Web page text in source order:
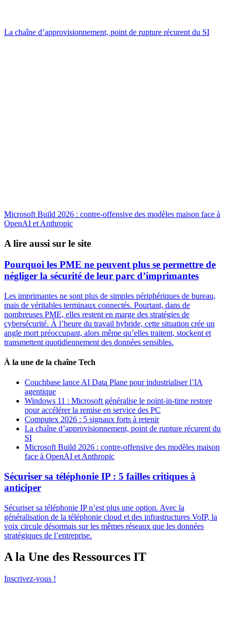
La chaîne d’approvisionnement, point de rupture récurent du SI
Microsoft Build 2026 : contre-offensive des modèles maison face à
OpenAI et Anthropic
A lire aussi sur le site
Pourquoi les PME ne peuvent plus se permettre de
négliger la sécurité de leur parc d’imprimantes
Les imprimantes ne sont plus de simples périphériques de bureau,
mais de véritables terminaux connectés. Pourtant, dans de
nombreuses PME, elles restent en marge des stratégies de
cybersécurité. À l’heure du travail hybride, cette situation crée un
angle mort préoccupant, alors même qu’elles traitent, stockent et
transmettent quotidiennement des données sensibles.
À la une de la chaîne Tech
Couchbase lance AI Data Plane pour industrialiser l’IA
agentique
Windows 11 : Microsoft généralise le point-in-time restore
pour accélérer la remise en service des PC
Computex 2026 : 5 signaux forts à retenir
La chaîne d’approvisionnement, point de rupture récurent du
SI
Microsoft Build 2026 : contre-offensive des modèles maison
face à OpenAI et Anthropic
Sécuriser sa téléphonie IP : 5 failles critiques à
anticiper
Sécuriser sa téléphonie IP n’est plus une option. Avec la
généralisation de la téléphonie cloud et des infrastructures VoIP, la
voix circule désormais sur les mêmes réseaux que les données
stratégiques de l’entreprise.
A la Une des Ressources IT
Inscrivez-vous !